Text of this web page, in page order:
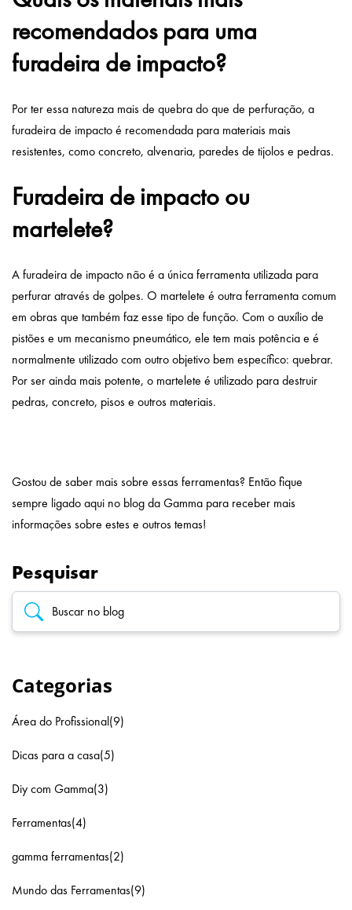
recomendados para uma
furadeira de impacto?
Por ter essa natureza mais de quebra do que de perfuração, a
furadeira de impacto é recomendada para materiais mais
resistentes, como concreto, alvenaria, paredes de tijolos e pedras.
Furadeira de impacto ou
martelete?
A furadeira de impacto não é a única ferramenta utilizada para
perfurar através de golpes. O martelete é outra ferramenta comum
em obras que também faz esse tipo de função. Com o auxílio de
pistões e um mecanismo pneumático, ele tem mais potência e é
normalmente utilizado com outro objetivo bem específico: quebrar.
Por ser ainda mais potente, o martelete é utilizado para destruir
pedras, concreto, pisos e outros materiais.
Gostou de saber mais sobre essas ferramentas? Então fique
sempre ligado aqui no blog da Gamma para receber mais
informações sobre estes e outros temas!
Pesquisar
Categorias
Área do Profissional(9)
Dicas para a casa(5)
Diy com Gamma(3)
Ferramentas(4)
gamma ferramentas(2)
Mundo das Ferramentas(9)